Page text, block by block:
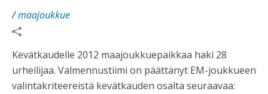
/maajoukkue
Kevätkaudelle 2012 maajoukkuepaikkaa haki 28
urheilijaa. Valmennustiimi on päättänyt EM-joukkueen
valintakriteereistä kevätkauden osalta seuraavaa: